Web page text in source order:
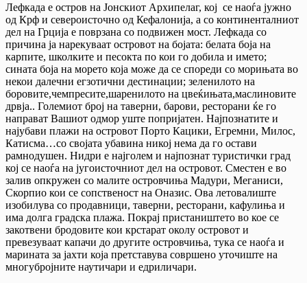
Лефкада е остров на Јонскиот Архипелаг, кој се наоѓа јужно
од Крф и североисточно од Кефалонија, а со континенталниот
дел на Грција е поврзана со подвижен мост. Лефкада со
причина ја нарекуваат островот на бојата: белата боја на
карпите, школките и песокта по кои го добила и името;
сината боја на морето која може да се спореди со морињата во
некои далечни егзотични дестинации; зеленилото на
боровите,чемпресите,шаренилото на цвеќињата,маслиновите
дрвја.. Големиот број на таверни, барови, ресторани ќе го
направат Вашиот одмор уште попријатен. Најпознатите и
најубави плажи на островот Порто Кацики, Егремни, Милос,
Катисма…со својата убавина никој нема да го остави
рамнодушен. Нидри е најголем и најпознат туристички град
кој се наоѓа на југоисточниот дел на островот. Сместен е во
залив опкружен со малите островчиња Мадури, Меганиси,
Скорпио кои се сопственост на Оназис. Ова летовалиште
изобилува со продавници, таверни, ресторани, кафулиња и
има долга градска плажа. Покрај пристаништето во кое се
закотвени бродовите кои крстарат околу островот и
превезуваат капачи до другите островчиња, тука се наоѓа и
марината за јахти која претставува совршено уточиште на
многубројните наутичари и едриличари.